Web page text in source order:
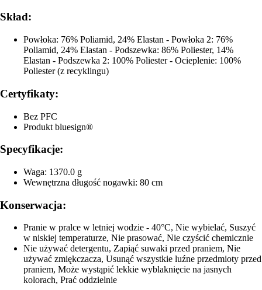
Skład:
Powłoka: 76% Poliamid, 24% Elastan - Powłoka 2: 76%
Poliamid, 24% Elastan - Podszewka: 86% Poliester, 14%
Elastan - Podszewka 2: 100% Poliester - Ocieplenie: 100%
Poliester (z recyklingu)
Certyfikaty:
Bez PFC
Produkt bluesign®
Specyfikacje:
Waga: 1370.0 g
Wewnętrzna długość nogawki: 80 cm
Konserwacja:
Pranie w pralce w letniej wodzie - 40°C, Nie wybielać, Suszyć
w niskiej temperaturze, Nie prasować, Nie czyścić chemicznie
Nie używać detergentu, Zapiąć suwaki przed praniem, Nie
używać zmiękczacza, Usunąć wszystkie luźne przedmioty przed
praniem, Może wystąpić lekkie wyblaknięcie na jasnych
kolorach, Prać oddzielnie